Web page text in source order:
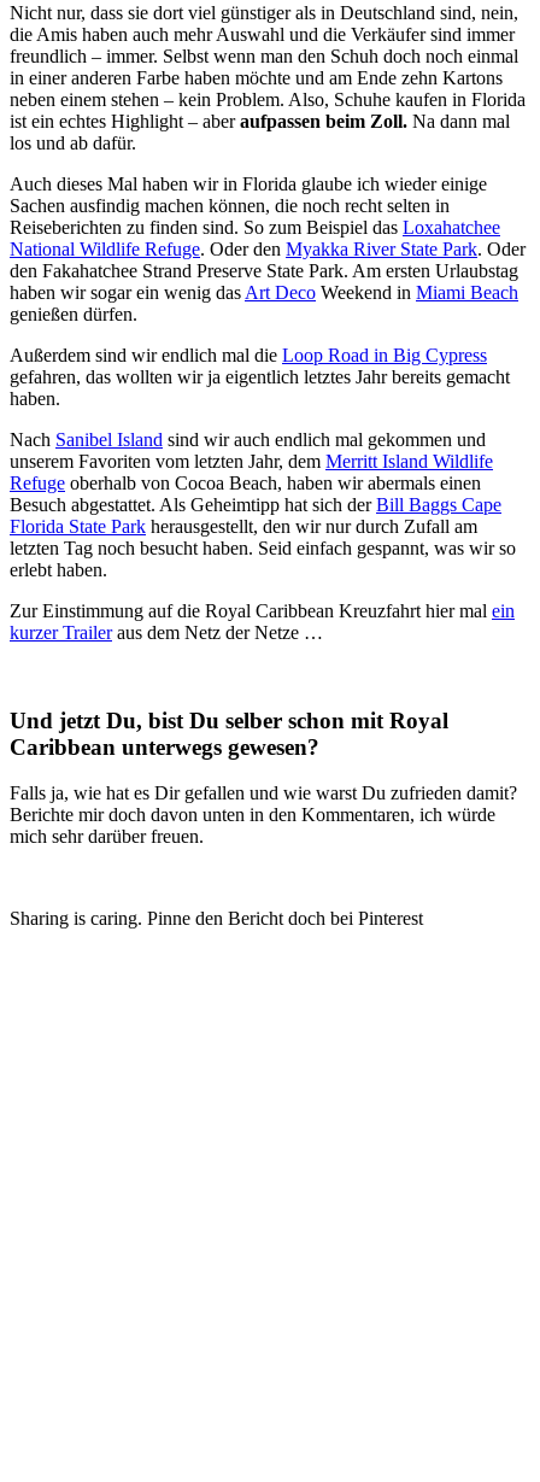
Nicht nur, dass sie dort viel günstiger als in Deutschland sind, nein,
die Amis haben auch mehr Auswahl und die Verkäufer sind immer
freundlich – immer. Selbst wenn man den Schuh doch noch einmal
in einer anderen Farbe haben möchte und am Ende zehn Kartons
neben einem stehen – kein Problem. Also, Schuhe kaufen in Florida
ist ein echtes Highlight – aberaufpassen beim Zoll. Na dann mal
los und ab dafür.
Auch dieses Mal haben wir in Florida glaube ich wieder einige
Sachen ausfindig machen können, die noch recht selten in
Reiseberichten zu finden sind. So zum Beispiel das Loxahatchee
National Wildlife Refuge. Oder den Myakka River State Park. Oder
den Fakahatchee Strand Preserve State Park. Am ersten Urlaubstag
haben wir sogar ein wenig das Art Deco Weekend in Miami Beach
genießen dürfen.
Außerdem sind wir endlich mal die Loop Road in Big Cypress
gefahren, das wollten wir ja eigentlich letztes Jahr bereits gemacht
haben.
Nach Sanibel Island sind wir auch endlich mal gekommen und
unserem Favoriten vom letzten Jahr, dem Merritt Island Wildlife
Refuge oberhalb von Cocoa Beach, haben wir abermals einen
Besuch abgestattet. Als Geheimtipp hat sich derBill Baggs Cape
Florida State Park herausgestellt, den wir nur durch Zufall am
letzten Tag noch besucht haben. Seid einfach gespannt, was wir so
erlebt haben.
Zur Einstimmung auf die Royal Caribbean Kreuzfahrt hier mal ein
kurzer Traileraus dem Netz der Netze …
Und jetzt Du, bist Du selber schon mit Royal
Caribbean unterwegs gewesen?
Falls ja, wie hat es Dir gefallen und wie warst Du zufrieden damit?
Berichte mir doch davon unten in den Kommentaren, ich würde
mich sehr darüber freuen.
Sharing is caring. Pinne den Bericht doch bei Pinterest